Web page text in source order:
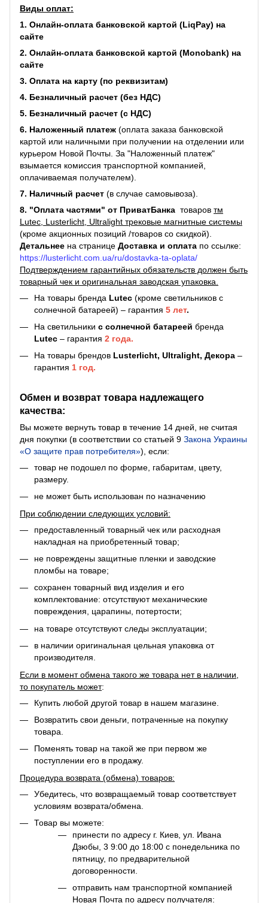
Виды оплат:
1. Онлайн-оплата банковской картой (LiqPay) на
сайте
2. Онлайн-оплата банковской картой (Monobank) на
сайте
3. Оплата на карту (по реквизитам)
4. Безналичный расчет (без НДС)
5. Безналичный расчет (с НДС)
6. Наложенный платеж (оплата заказа банковской
картой или наличными при получении на отделении или
курьером Новой Почты. За "Наложенный платеж"
взымается комиссия транспортной компанией,
оплачиваемая получателем).
7. Наличный расчет (в случае самовывоза).
8. "Оплата частями" от ПриватБанка товаров тм
Lutec, Lusterlicht, Ultralight трековые магнитные системы
(кроме акционных позиций /товаров со скидкой).
Детальнее на странице Доставка и оплата по ссылке:
https://lusterlicht.com.ua/ru/dostavka-ta-oplata/
Подтверждением гарантийных обязательств должен быть
товарный чек и оригинальная заводская упаковка.
На товары бренда Lutec (кроме светильников с
солнечной батареей) – гарантия 5 лет.
На светильники с солнечной батареей бренда
Lutec – гарантия 2 года.
На товары брендов Lusterlicht, Ultralight, Декора –
гарантия 1 год.
Обмен и возврат товара надлежащего
качества:
Вы можете вернуть товар в течение 14 дней, не считая
дня покупки (в соответствии со статьей 9 Закона Украины
«О защите прав потребителя»), если:
товар не подошел по форме, габаритам, цвету,
размеру.
не может быть использован по назначению
При соблюдении следующих условий:
предоставленный товарный чек или расходная
накладная на приобретенный товар;
не повреждены защитные пленки и заводские
пломбы на товаре;
сохранен товарный вид изделия и его
комплектование: отсутствуют механические
повреждения, царапины, потертости;
на товаре отсутствуют следы эксплуатации;
в наличии оригинальная цельная упаковка от
производителя.
Если в момент обмена такого же товара нет в наличии,
то покупатель может:
Купить любой другой товар в нашем магазине.
Возвратить свои деньги, потраченные на покупку
товара.
Поменять товар на такой же при первом же
поступлении его в продажу.
Процедура возврата (обмена) товаров:
Убедитесь, что возвращаемый товар соответствует
условиям возврата/обмена.
Товар вы можете:
принести по адресу г. Киев, ул. Ивана
Дзюбы, 3 9:00 до 18:00 с понедельника по
пятницу, по предварительной
договоренности.
отправить нам транспортной компанией
Новая Почта по адресу получателя: